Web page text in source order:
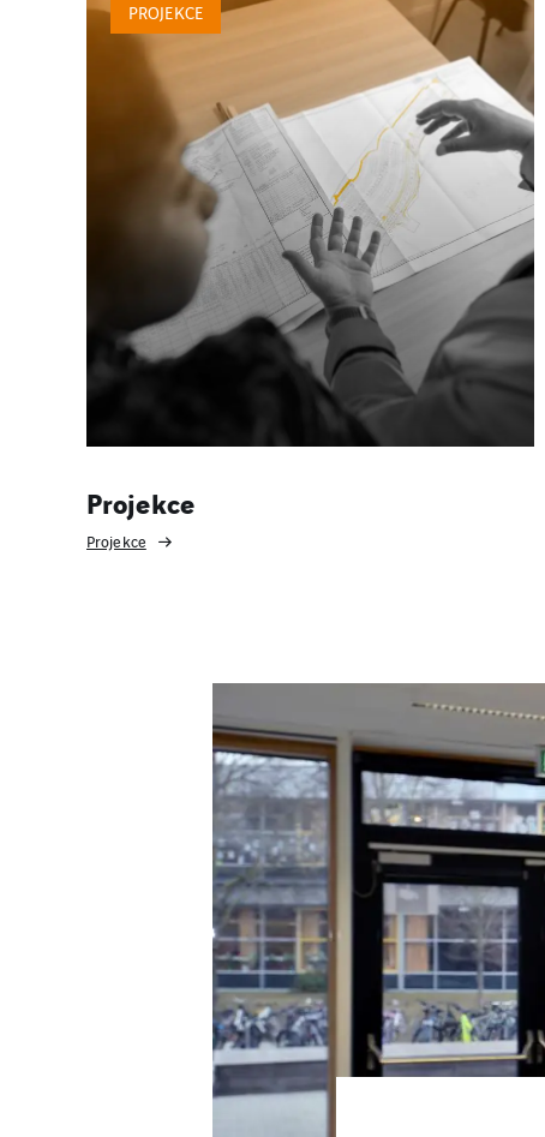
Projekce
Projekce